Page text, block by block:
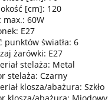
[cm]: 120
max.: 60W
E27
punktów światła: 6
żarówki: E27
stelaża: Metal
stelaża: Czarny
klosza/abażura: Szkło